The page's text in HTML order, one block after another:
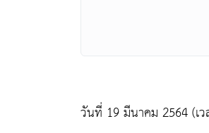
วันที่ 19 มีนาคม 2564 (เ